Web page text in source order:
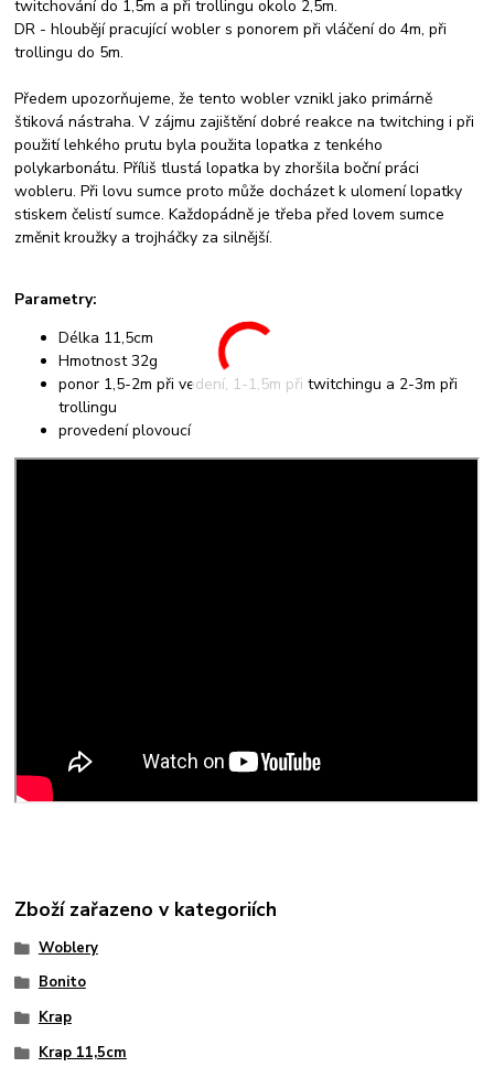
twitchování do 1,5m a při trollingu okolo 2,5m.
DR - hloubějí pracující wobler s ponorem při vláčení do 4m, při
trollingu do 5m.
Předem upozorňujeme, že tento wobler vznikl jako primárně
štiková nástraha. V zájmu zajištění dobré reakce na twitching i při
použití lehkého prutu byla použita lopatka z tenkého
polykarbonátu. Příliš tlustá lopatka by zhoršila boční práci
wobleru. Při lovu sumce proto může docházet k ulomení lopatky
stiskem čelistí sumce. Každopádně je třeba před lovem sumce
změnit kroužky a trojháčky za silnější.
Parametry:
Délka 11,5cm
Hmotnost 32g
ponor 1,5-2m při vedení, 1-1,5m při twitchingu a 2-3m při
trollingu
provedení plovoucí
Zboží zařazeno v kategoriích
Woblery
Bonito
Krap
Krap 11,5cm